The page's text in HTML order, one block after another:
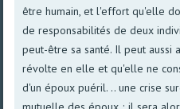
être humain, et l'effort qu'elle
de responsabilités de deux
peut-être sa santé. Il peut aussi
révolte en elle et qu'elle ne
d'un époux puéril. .. une crise